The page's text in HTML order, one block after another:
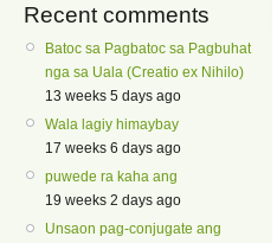
Recent comments
Batoc sa Pagbatoc sa Pagbuhat
nga sa Uala (Creatio ex Nihilo)
13 weeks 5 days ago
Wala lagiy himaybay
17 weeks 6 days ago
puwede ra kaha ang
19 weeks 2 days ago
Unsaon pag-conjugate ang